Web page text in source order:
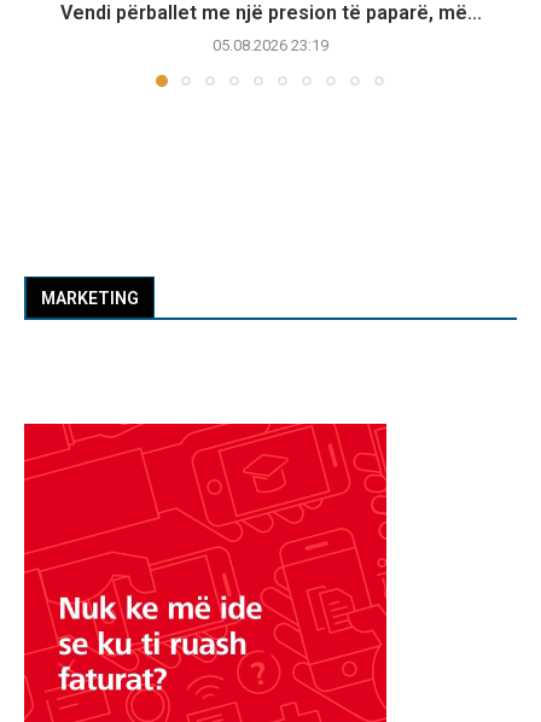
Vendi përballet me një presion të paparë, më...
05.08.2026 23:19
MARKETING